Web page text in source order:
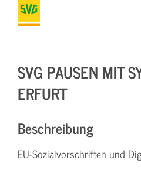
SVG PAUSEN MIT
ERFURT
Beschreibung
EU-Sozialvorschriften und